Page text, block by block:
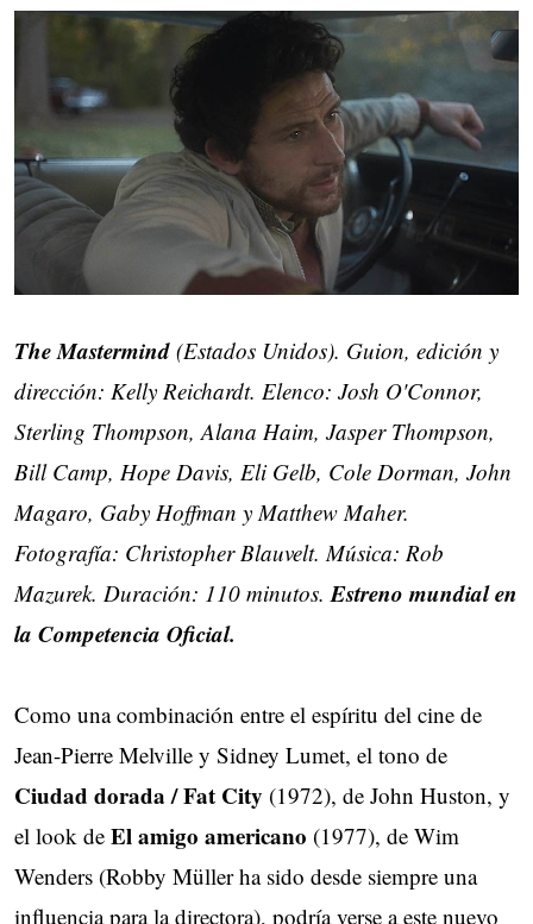
The Mastermind (Estados Unidos). Guion, edición y
dirección: Kelly Reichardt. Elenco: Josh O'Connor,
Sterling Thompson, Alana Haim, Jasper Thompson,
Bill Camp, Hope Davis, Eli Gelb, Cole Dorman, John
Magaro, Gaby Hoffman y Matthew Maher.
Fotografía: Christopher Blauvelt. Música: Rob
Mazurek. Duración: 110 minutos.Estreno mundial en
la Competencia Oficial.
Como una combinación entre el espíritu del cine de
Jean-Pierre Melville y Sidney Lumet, el tono de
Ciudad dorada / Fat City (1972), de John Huston, y
el look de El amigo americano (1977), de Wim
Wenders (Robby Müller ha sido desde siempre una
influencia para la directora), podría verse a este nuevo